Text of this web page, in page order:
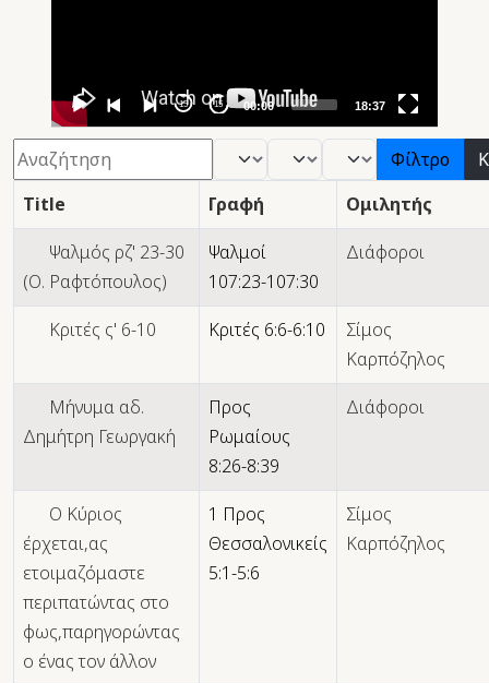
15 15 00:00 18:37
Φίλτρο
- Βιβλίο -
- Μήνας -
- Έτος - Φίλτρο
Title
Γραφή
Ομιλητής
Ψαλμός ρζ' 23-30
(Ο. Ραφτόπουλος)
Ψαλμοί
107:23-107:30
Διάφοροι
Κριτές ς' 6-10 Κριτές 6:6-6:10
Σίμος
Καρπόζηλος
Μήνυμα αδ.
Δημήτρη Γεωργακή
Προς
Ρωμαίους
8:26-8:39
Διάφοροι
Ο Κύριος
έρχεται,ας
ετοιμαζόμαστε
περιπατώντας στο
φως,παρηγορώντας
ο ένας τον άλλον
1 Προς
Θεσσαλονικείς
5:1-5:6
Σίμος
Καρπόζηλος